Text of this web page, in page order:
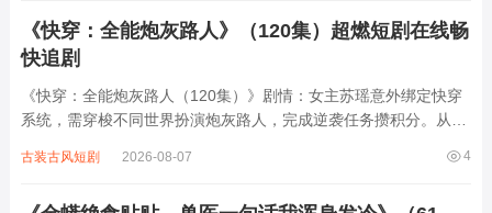
《快穿：全能炮灰路人》（120集）超燃短剧在线畅
快追剧
《快穿：全能炮灰路人（120集）》剧情：女主苏瑶意外绑定快穿
系统，需穿梭不同世界扮演炮灰路人，完成逆袭任务攒积分。从古
身份开局，却凭借智慧与全能技能扭转乾坤。面对恶毒女配的刁
4
古装古风短剧 2026-08-07